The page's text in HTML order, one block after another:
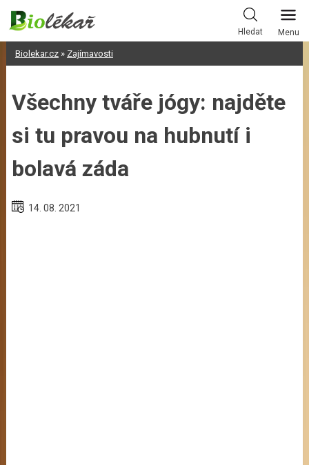
Skip
content
Hledat Menu
Biolekar.cz» Zajímavosti
Všechny tváře jógy: najděte
si tu pravou na hubnutí i
bolavá záda
14. 08. 2021